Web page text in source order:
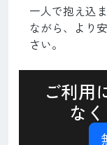
一人で抱え込
ながら、より
さい。
ご利用
な